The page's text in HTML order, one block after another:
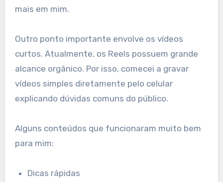
mais em mim.
Outro ponto importante envolve os vídeos
curtos. Atualmente, os Reels possuem grande
alcance orgânico. Por isso, comecei a gravar
vídeos simples diretamente pelo celular
explicando dúvidas comuns do público.
Alguns conteúdos que funcionaram muito bem
para mim:
Dicas rápidas